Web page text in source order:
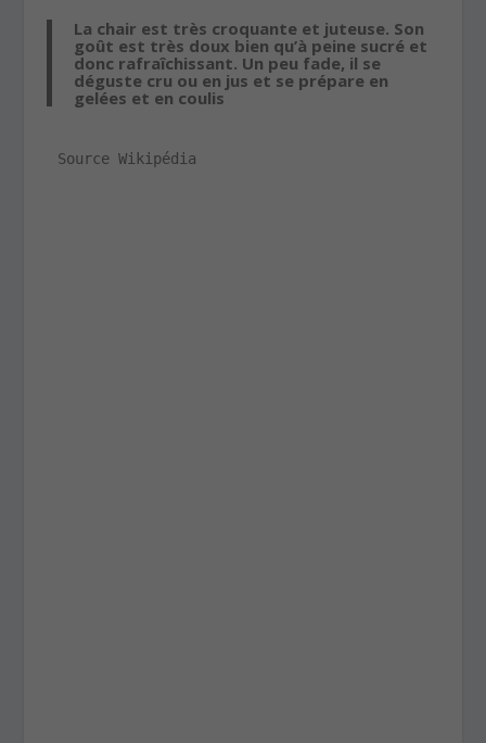
La chair est très croquante et juteuse. Son
goût est très doux bien qu’à peine sucré et
donc rafraîchissant. Un peu fade, il se
déguste cru ou en jus et se prépare en
gelées et en coulis
Source Wikipédia